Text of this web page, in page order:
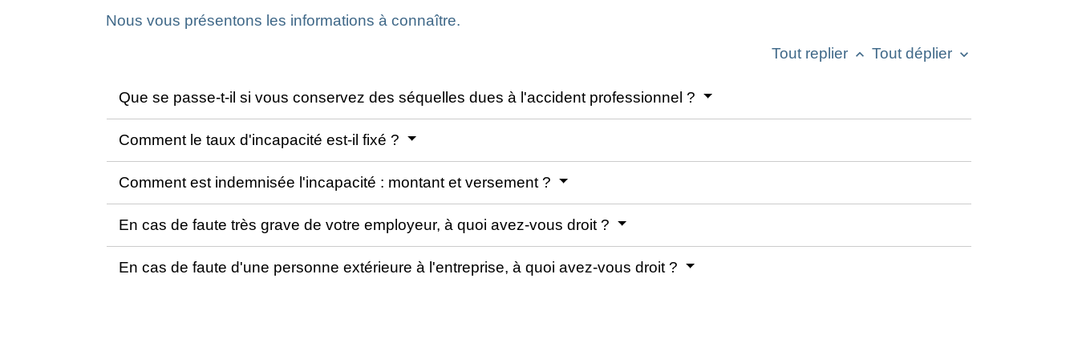
Nous vous présentons les informations à connaître.
Tout replier keyboard_arrow_up Tout déplier keyboard_arrow_down
Que se passe-t-il si vous conservez des séquelles dues à l'accident professionnel ?
Comment le taux d'incapacité est-il fixé ?
Comment est indemnisée l'incapacité : montant et versement ?
En cas de faute très grave de votre employeur, à quoi avez-vous droit ?
En cas de faute d'une personne extérieure à l'entreprise, à quoi avez-vous droit ?